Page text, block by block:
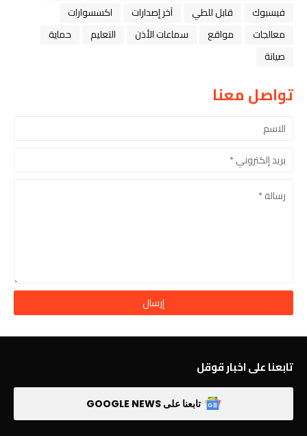
فيسبوك
قابل للطي آخر إصدارات
اكسسوارات
معالجات
مواقع سماعات الأذن التعليم
حماية
صيانة
تواصل معنا
تابعنا على اخبار قوقل
تابعنا على GOOGLE NEWS